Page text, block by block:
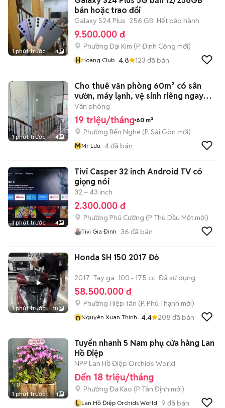
1 phút trước 4
bán hoặc trao đổi
Galaxy S24 Plus 256 GB Hết bảo hành
9.500.000 đ
Phường Đại Kim (P. Định Công mới)
HHoang Club 4.8 123 đã bán
1 phút trước 4
Cho thuê văn phòng 60m² có sân
vườn, máy lạnh, vệ sinh riêng ngay
HTV
Văn phòng
19 triệu/tháng 60 m²
Phường Bến Nghé (P. Sài Gòn mới)
MMr Lưu 4đã bán
1 phút trước 4
Tivi Casper 32 inch Android TV có
giọng nói
32 – 43 inch
2.300.000 đ
Phường Phú Cường (P. Thủ Dầu Một mới)
Tivi Gia Đinh 36 đã bán
1 phút trước 10
Honda SH 150 2017 Đỏ
2017 Tay ga 100 - 175 cc Đã sử dụng
58.500.000 đ
Phường Hiệp Tân (P. Phú Thạnh mới)
nNguyên Xuan Thinh 4.4 208 đã bán
1 phút trước 1
Tuyển nhanh 5 Nam phụ cửa hàng Lan
Hồ Điệp
NPP Lan Hồ Điệp Orchids World
Đến 18 triệu/tháng
Phường Đa Kao (P. Tân Định mới)
L Lan Hồ Điệp Orchids World 9 đã bán